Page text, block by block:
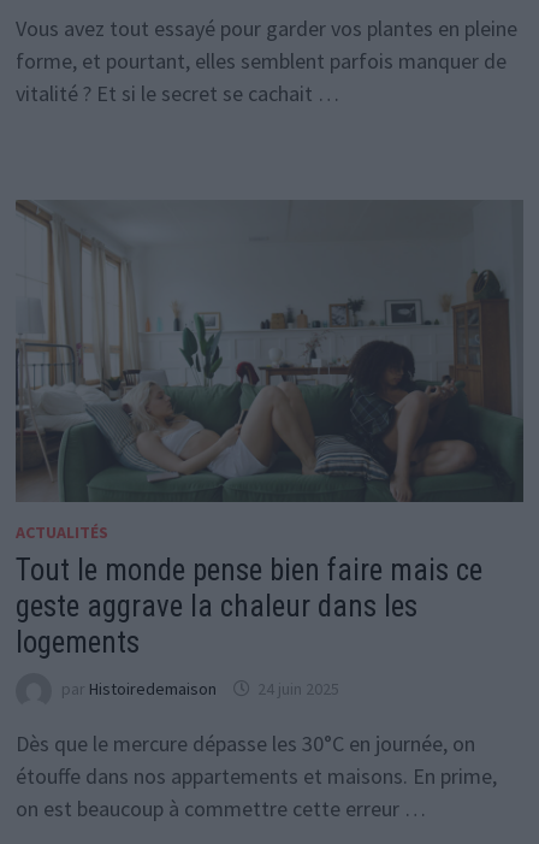
Vous avez tout essayé pour garder vos plantes en pleine
forme, et pourtant, elles semblent parfois manquer de
vitalité ? Et si le secret se cachait …
ACTUALITÉS
Tout le monde pense bien faire mais ce
geste aggrave la chaleur dans les
logements
par Histoiredemaison 24 juin 2025
Dès que le mercure dépasse les 30°C en journée, on
étouffe dans nos appartements et maisons. En prime,
on est beaucoup à commettre cette erreur …